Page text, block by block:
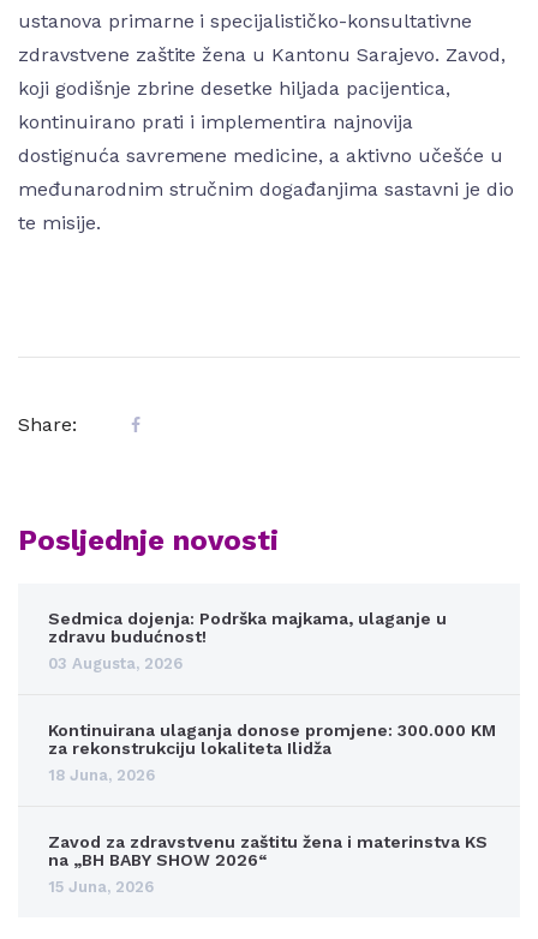
ustanova primarne i specijalističko-konsultativne
zdravstvene zaštite žena u Kantonu Sarajevo. Zavod,
koji godišnje zbrine desetke hiljada pacijentica,
kontinuirano prati i implementira najnovija
dostignuća savremene medicine, a aktivno učešće u
međunarodnim stručnim događanjima sastavni je dio
te misije.
Share:
Posljednje novosti
Sedmica dojenja: Podrška majkama, ulaganje u
zdravu budućnost!
03 Augusta, 2026
Kontinuirana ulaganja donose promjene: 300.000 KM
za rekonstrukciju lokaliteta Ilidža
18 Juna, 2026
Zavod za zdravstvenu zaštitu žena i materinstva KS
na „BH BABY SHOW 2026“
15 Juna, 2026